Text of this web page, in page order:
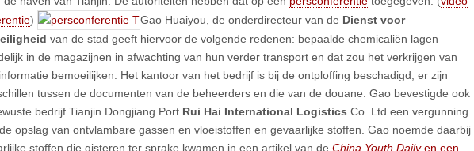
) Gao Huaiyou, de onderdirecteur van de Dienst voor
van de stad geeft hiervoor de volgende redenen: bepaalde chemicaliën lagen
in de magazijnen in afwachting van hun verder transport en dat zou het verkrijgen van
bemoeilijken. Het kantoor van het bedrijf is bij de ontploffing beschadigd, er zijn
tussen de documenten van de beheerders en die van de douane. Gao bevestigde ook
bedrijf Tianjin Dongjiang Port Rui Hai International Logistics Co. Ltd een vergunning
opslag van ontvlambare gassen en vloeistoffen en gevaarlijke stoffen. Gao noemde daarbij
stoffen die gisteren ter sprake kwamen in een artikel van de China Youth Dailyen een